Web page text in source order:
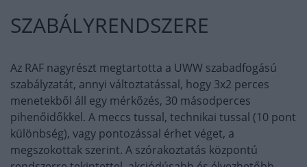
SZABÁLYRENDSZERE
Az RAF nagyrészt megtartotta a UWW szabadfogású
szabályzatát, annyi változtatással, hogy 3x2 perces
menetekből áll egy mérkőzés, 30 másodperces
pihenőidőkkel. A meccs tussal, technikai tussal (10 pont
különbség), vagy pontozással érhet véget, a
megszokottak szerint. A szórakoztatás központú